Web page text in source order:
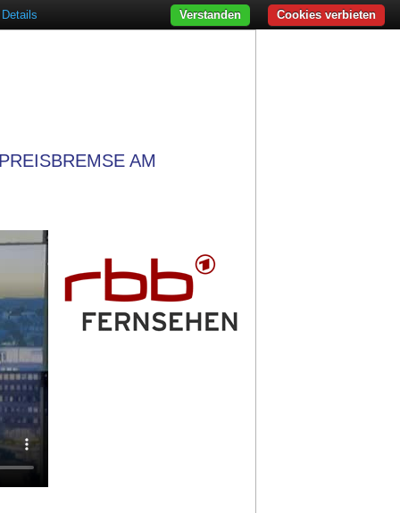
AM
Details Cookies verbieten
Verstanden